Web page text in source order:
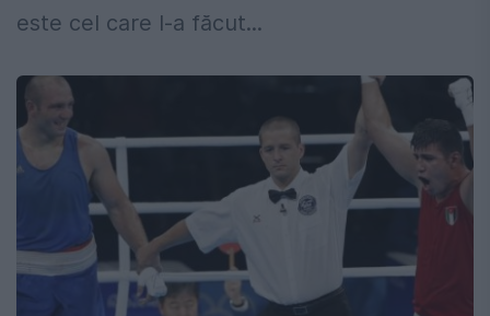
este cel care l-a făcut...